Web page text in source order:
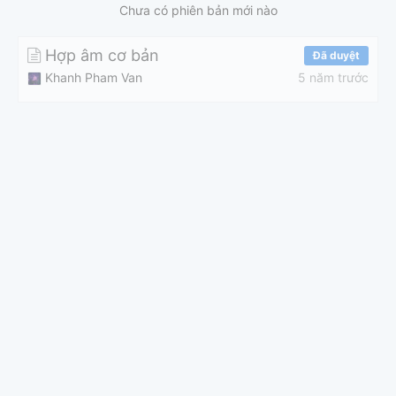
Chưa có phiên bản mới nào
Hợp âm cơ bản Đã duyệt
Khanh Pham Van 5 năm trước